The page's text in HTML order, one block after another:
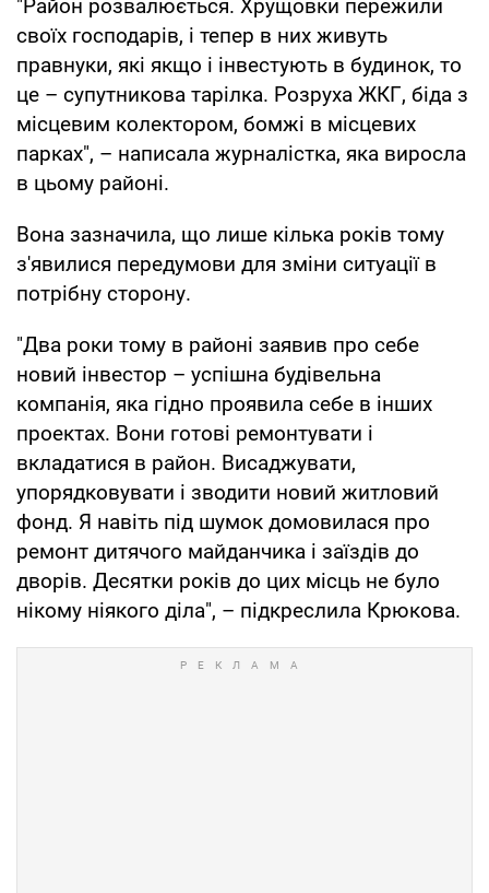
"Район розвалюється. Хрущовки пережили
своїх господарів, і тепер в них живуть
правнуки, які якщо і інвестують в будинок, то
це – супутникова тарілка. Розруха ЖКГ, біда з
місцевим колектором, бомжі в місцевих
парках", – написала журналістка, яка виросла
в цьому районі.
Вона зазначила, що лише кілька років тому
з'явилися передумови для зміни ситуації в
потрібну сторону.
"Два роки тому в районі заявив про себе
новий інвестор – успішна будівельна
компанія, яка гідно проявила себе в інших
проектах. Вони готові ремонтувати і
вкладатися в район. Висаджувати,
упорядковувати і зводити новий житловий
фонд. Я навіть під шумок домовилася про
ремонт дитячого майданчика і заїздів до
дворів. Десятки років до цих місць не було
нікому ніякого діла", – підкреслила Крюкова.